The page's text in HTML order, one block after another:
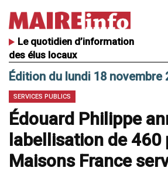
Le quotidien d’information
des élus locaux
Édition du lundi 18 novembre
SERVICES PUBLICS
Édouard Philippe
labellisation de 460
Maisons France